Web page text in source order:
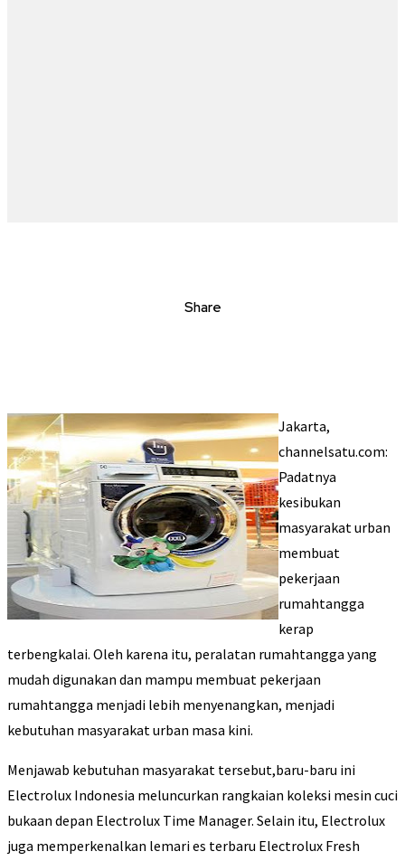
Share
Jakarta,
channelsatu.com:
Padatnya
kesibukan
masyarakat urban
membuat
pekerjaan
rumahtangga
kerap
terbengkalai. Oleh karena itu, peralatan rumahtangga yang
mudah digunakan dan mampu membuat pekerjaan
rumahtangga menjadi lebih menyenangkan, menjadi
kebutuhan masyarakat urban masa kini.
Menjawab kebutuhan masyarakat tersebut,baru-baru ini
Electrolux Indonesia meluncurkan rangkaian koleksi mesin cuci
bukaan depan Electrolux Time Manager. Selain itu, Electrolux
juga memperkenalkan lemari es terbaru Electrolux Fresh